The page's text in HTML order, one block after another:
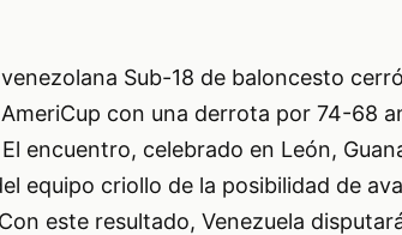
Sub-18 de baloncesto
con una derrota por 74-68
encuentro, celebrado en León,
equipo criollo de la posibilidad de
este resultado, Venezuela